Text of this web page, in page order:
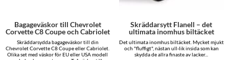
Bagageväskor till Chevrolet
Corvette C8 Coupe och Cabriolet
Skräddarsydda bagageväskor till din
Chevrolet Corvette C8 Coupe eller Cabriolet.
Olika set med väskor för EU eller USA modell
Skräddarsytt Flanell – det
ultimata inomhus biltäcket
Det ultimata inomhus biltäcket. Mycket mjukt
och "fluffigt", nästan ull-lik insida som kan
skydda de allra finaste av lacker...